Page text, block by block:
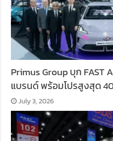
Primus Group บุก FAST
แบรนด์ พร้อมโปรสูงสุด
July 3, 2026